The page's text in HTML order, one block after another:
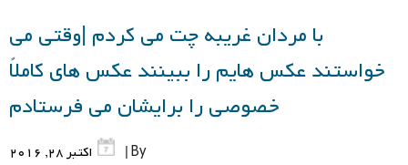
با مردان غریبه چت می کردم |وقتی می
خواستند عکس هایم را ببینند عکس های کاملاً
خصوصی را برایشان می فرستادم
By |
اکتبر 28, 2016